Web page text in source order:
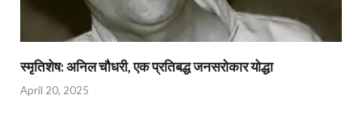
स्मृतिशेष: अनिल चौधरी, एक प्रतिबद्ध जनसरोकार योद्धा​
April 20, 2025